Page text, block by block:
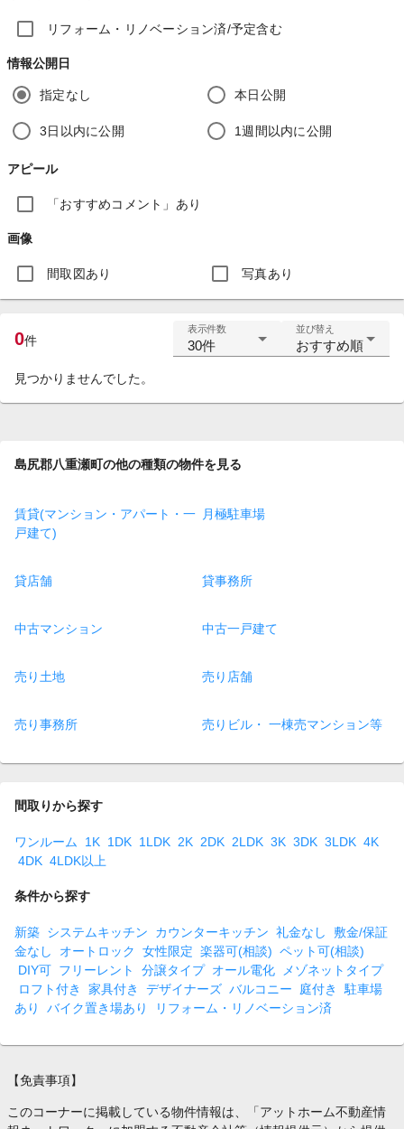
リフォーム・リノベーション済/予定含む
情報公開日
指定なし 本日公開
3日以内に公開 1週間以内に公開
アピール
「おすすめコメント」あり
画像
間取図あり 写真あり
0件
表示件数
30件
並び替え
おすすめ順
見つかりませんでした。
島尻郡八重瀬町の他の種類の物件を見る
賃貸(マンション・アパート・一
戸建て)
月極駐車場
貸店舗 貸事務所
中古マンション 中古一戸建て
売り土地 売り店舗
売り事務所 売りビル・ 一棟売マンション等
間取りから探す
ワンルーム 1K 1DK 1LDK 2K 2DK 2LDK 3K 3DK 3LDK 4K
4DK 4LDK以上
条件から探す
新築 システムキッチン カウンターキッチン 礼金なし
敷金/保証
金なし
オートロック 女性限定 楽器可(相談) ペット可(相談)
DIY可 フリーレント 分譲タイプ オール電化
メゾネットタイプ
ロフト付き
家具付き デザイナーズ バルコニー 庭付き
駐車場
あり
バイク置き場あり リフォーム・リノベーション済
【免責事項】
このコーナーに掲載している物件情報は、「アットホーム不動産情